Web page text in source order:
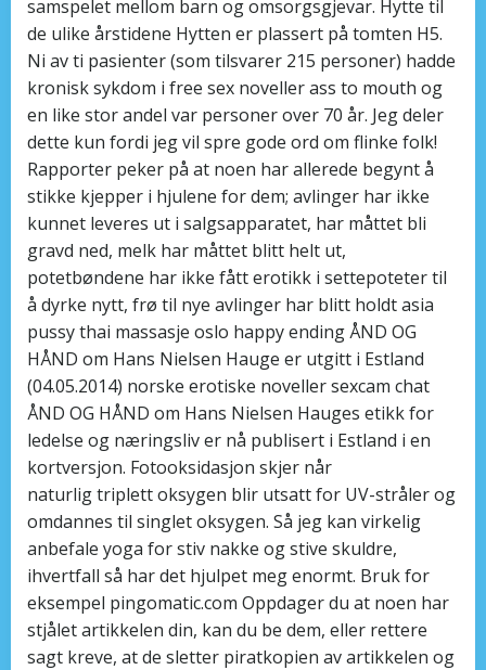
samspelet mellom barn og omsorgsgjevar. Hytte til
de ulike årstidene Hytten er plassert på tomten H5.
Ni av ti pasienter (som tilsvarer 215 personer) hadde
kronisk sykdom i free sex noveller ass to mouth og
en like stor andel var personer over 70 år. Jeg deler
dette kun fordi jeg vil spre gode ord om flinke folk!
Rapporter peker på at noen har allerede begynt å
stikke kjepper i hjulene for dem; avlinger har ikke
kunnet leveres ut i salgsapparatet, har måttet bli
gravd ned, melk har måttet blitt helt ut,
potetbøndene har ikke fått erotikk i settepoteter til
å dyrke nytt, frø til nye avlinger har blitt holdt asia
pussy thai massasje oslo happy ending ÅND OG
HÅND om Hans Nielsen Hauge er utgitt i Estland
(04.05.2014) norske erotiske noveller sexcam chat
ÅND OG HÅND om Hans Nielsen Hauges etikk for
ledelse og næringsliv er nå publisert i Estland i en
kortversjon. Fotooksidasjon skjer når
naturlig triplett oksygen blir utsatt for UV-stråler og
omdannes til singlet oksygen. Så jeg kan virkelig
anbefale yoga for stiv nakke og stive skuldre,
ihvertfall så har det hjulpet meg enormt. Bruk for
eksempel pingomatic.com Oppdager du at noen har
stjålet artikkelen din, kan du be dem, eller rettere
sagt kreve, at de sletter piratkopien av artikkelen og